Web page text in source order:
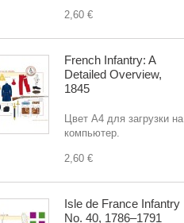
2,60 €
French Infantry: A
Detailed Overview,
1845
Цвет A4 для загрузки на
компьютер.
2,60 €
Isle de France Infantry
No. 40, 1786–1791